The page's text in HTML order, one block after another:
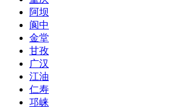
阿坝
阆中
金堂
甘孜
广汉
江油
仁寿
邛崃